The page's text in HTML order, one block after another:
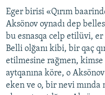
Eger birisi «Qırım
Aksönov oynadı dep
bu esnasqa celp etilüvi,
Belli olğanı kibi, bir qaç
etilmesine rağmen, kimse
aytqanına köre, o
eken ve o, bir nevi mında